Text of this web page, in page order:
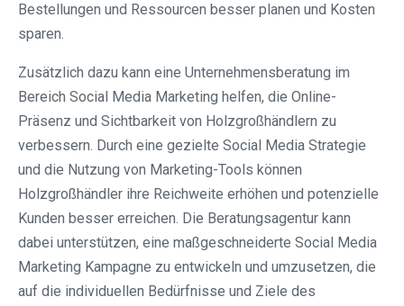
Bestellungen und Ressourcen besser planen und Kosten
sparen.
Zusätzlich dazu kann eine Unternehmensberatung im
Bereich Social Media Marketing helfen, die Online-
Präsenz und Sichtbarkeit von Holzgroßhändlern zu
verbessern. Durch eine gezielte Social Media Strategie
und die Nutzung von Marketing-Tools können
Holzgroßhändler ihre Reichweite erhöhen und potenzielle
Kunden besser erreichen. Die Beratungsagentur kann
dabei unterstützen, eine maßgeschneiderte Social Media
Marketing Kampagne zu entwickeln und umzusetzen, die
auf die individuellen Bedürfnisse und Ziele des